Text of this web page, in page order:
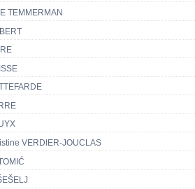
TEMMERMAN
VERDIER-JOUCLAS